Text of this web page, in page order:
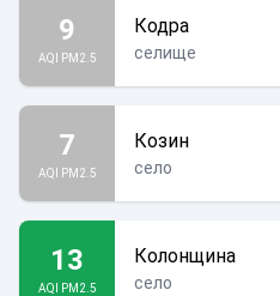
9
AQI PM2.5
Кодра
селище
7
AQI PM2.5
Козин
село
13
AQI PM2.5
Колонщина
село